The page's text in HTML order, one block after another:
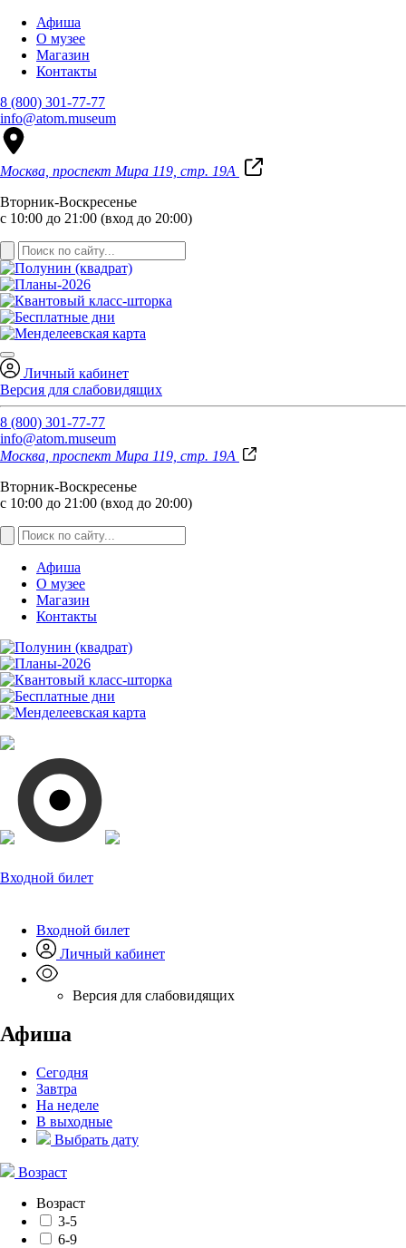
Афиша
О музее
Магазин
Контакты
8 (800) 301-77-77
info@atom.museum
Москва, проспект Мира 119, стр. 19А
Вторник-Воскресенье
с 10:00 до 21:00 (вход до 20:00)
Личный кабинет
Версия для слабовидящих
8 (800) 301-77-77
info@atom.museum
Москва, проспект Мира 119, стр. 19А
Вторник-Воскресенье
с 10:00 до 21:00 (вход до 20:00)
Афиша
О музее
Магазин
Контакты
Входной билет
Входной билет
Личный кабинет
Версия для слабовидящих
Афиша
Сегодня
Завтра
На неделе
В выходные
Выбрать дату
Возраст
Возраст
3-5
6-9